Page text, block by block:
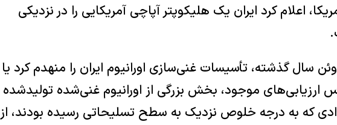
اعلام کرد ایران یک هلیکوپتر آپاچی آمریکایی را در نزدیکی
سال گذشته، تأسیسات غنی‌سازی اورانیوم ایران را منهدم کرد یا
ارزیابی‌های موجود، بخش بزرگی از اورانیوم غنی‌شده تولیدشده
که به درجه خلوص نزدیک به سطح تسلیحاتی رسیده بودند، از